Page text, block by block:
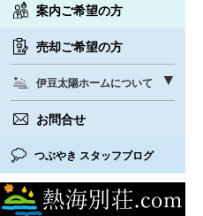
案内ご希望の方
売却ご希望の方
伊豆太陽ホームについて
お問合せ
つぶやき スタッフブログ